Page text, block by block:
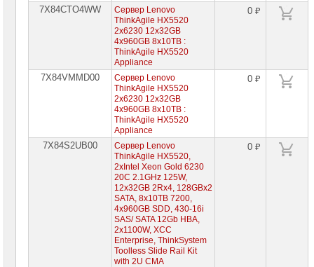
7X84CTO4WW
Сервер Lenovo
ThinkAgile HX5520
2x6230 12x32GB
4x960GB 8x10TB :
ThinkAgile HX5520
Appliance
0 ₽
7X84VMMD00
Сервер Lenovo
ThinkAgile HX5520
2x6230 12x32GB
4x960GB 8x10TB :
ThinkAgile HX5520
Appliance
0 ₽
7X84S2UB00
Сервер Lenovo
ThinkAgile HX5520,
2xIntel Xeon Gold 6230
20C 2.1GHz 125W,
12x32GB 2Rx4, 128GBx2
SATA, 8x10TB 7200,
4x960GB SDD, 430-16i
SAS/ SATA 12Gb HBA,
2x1100W, XCC
Enterprise, ThinkSystem
Toolless Slide Rail Kit
with 2U CMA
0 ₽